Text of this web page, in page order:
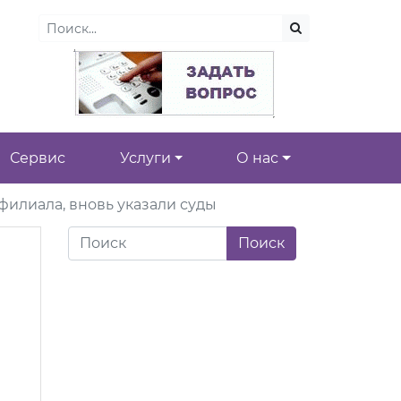
Сервис Услуги О нас
вновь указали суды